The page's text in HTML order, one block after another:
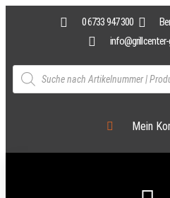
0 6733 947 300
Mein